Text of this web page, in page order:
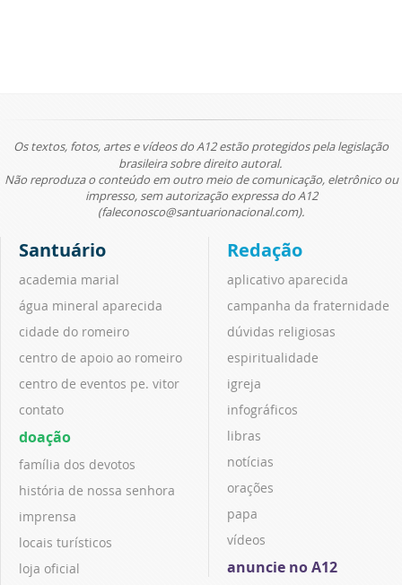
Os textos, fotos, artes e vídeos do A12 estão protegidos pela legislação
brasileira sobre direito autoral.
Não reproduza o conteúdo em outro meio de comunicação, eletrônico ou
impresso, sem autorização expressa do A12
(faleconosco@santuarionacional.com).
Santuário
academia marial
água mineral aparecida
cidade do romeiro
centro de apoio ao romeiro
centro de eventos pe. vitor
contato
doação
família dos devotos
história de nossa senhora
imprensa
locais turísticos
loja oficial
Redação
aplicativo aparecida
campanha da fraternidade
dúvidas religiosas
espiritualidade
igreja
infográficos
libras
notícias
orações
papa
vídeos
anuncie no A12